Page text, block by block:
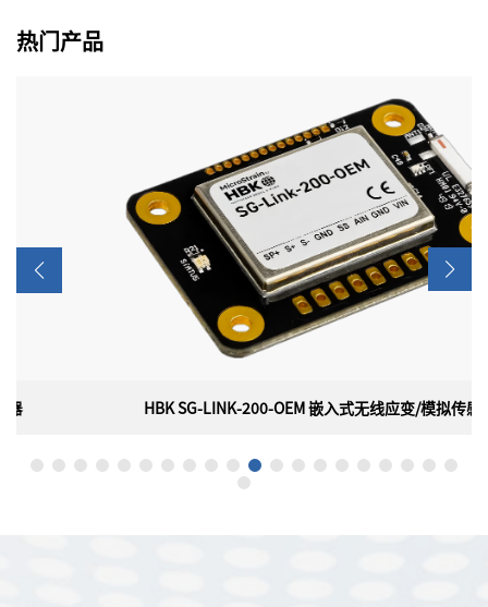
热门产品
HBK SG-LINK-200-OEM 嵌入式无线应变/模拟传感器
HBK SG-LINK-200-OEM 嵌入式无线应变/模拟传感器